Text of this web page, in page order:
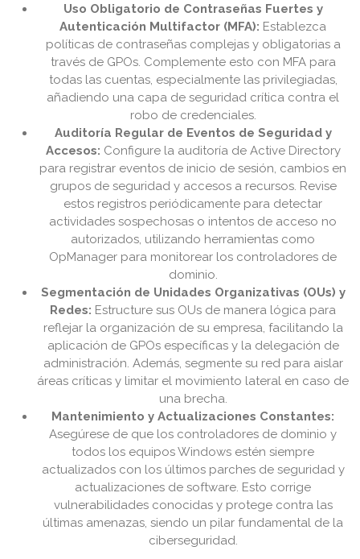
Uso Obligatorio de Contraseñas Fuertes y
Autenticación Multifactor (MFA): Establezca
políticas de contraseñas complejas y obligatorias a
través de GPOs. Complemente esto con MFA para
todas las cuentas, especialmente las privilegiadas,
añadiendo una capa de seguridad crítica contra el
robo de credenciales.
Auditoría Regular de Eventos de Seguridad y
Accesos: Configure la auditoría de Active Directory
para registrar eventos de inicio de sesión, cambios en
grupos de seguridad y accesos a recursos. Revise
estos registros periódicamente para detectar
actividades sospechosas o intentos de acceso no
autorizados, utilizando herramientas como
OpManager para monitorear los controladores de
dominio.
Segmentación de Unidades Organizativas (OUs) y
Redes: Estructure sus OUs de manera lógica para
reflejar la organización de su empresa, facilitando la
aplicación de GPOs específicas y la delegación de
administración. Además, segmente su red para aislar
áreas críticas y limitar el movimiento lateral en caso de
una brecha.
Mantenimiento y Actualizaciones Constantes:
Asegúrese de que los controladores de dominio y
todos los equipos Windows estén siempre
actualizados con los últimos parches de seguridad y
actualizaciones de software. Esto corrige
vulnerabilidades conocidas y protege contra las
últimas amenazas, siendo un pilar fundamental de la
ciberseguridad.